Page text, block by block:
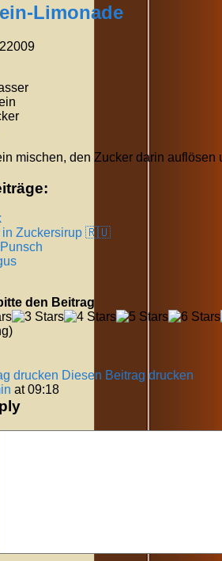
Limonade
2009
mischen, den Zucker darin
in Zuckersirup 🇷🇺
den Beitrag
Diesen Beitrag drucken
at 09:18